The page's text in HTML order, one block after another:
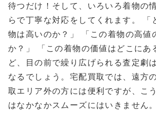
待つだけ！そして、いろいろ着物の
らで丁寧な対応をしてくれます。 「
物は高いのか？」 「この着物の高値
か？」 「この着物の価値はどこにあ
ど、目の前で繰り広げられる査定劇
なるでしょう。宅配買取では、遠方
取エリア外の方には便利ですが、こ
はなかなかスムーズにはいきません